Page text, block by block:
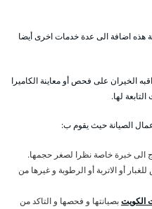
هذه اضافة الى عدة خدمات اخرى أيضا
الخيران على فحص أو معاينة الكاميرا
لها.
الصيانة حيث يقوم ب:
الى خبرة خاصة نظرا لصغر حجمها.
أو الاتربة أو الرطوبة و غيرها من
الكويتبصيانتها و فحصها و التاكد من